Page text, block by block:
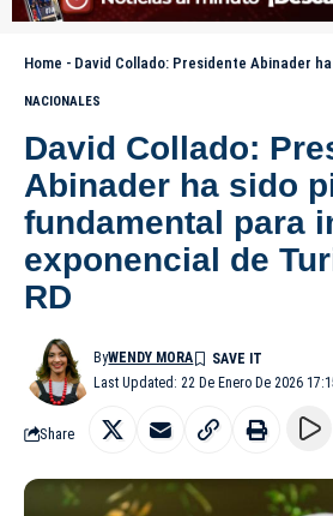
Home - David Collado: Presidente Abinader ha sido pilar fundamental
NACIONALES
David Collado:
Abinader ha sido
fundamental para
exponencial de
RD
Last Updated: 22 De Enero De 2026
ByWENDY MORA
Share